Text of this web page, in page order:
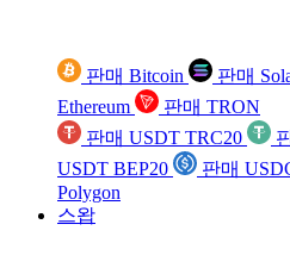
판매 Bitcoin 판매
Ethereum
판매 TRON
판매 USDT TRC20
USDT BEP20
판매
Polygon
스왑